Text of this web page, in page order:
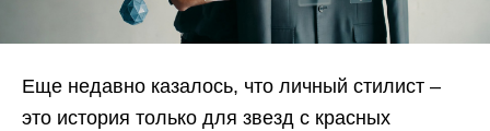
Еще недавно казалось, что личный стилист –
это история только для звезд с красных